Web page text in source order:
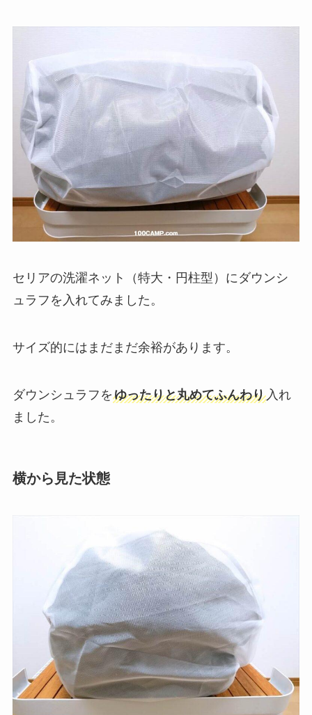
セリアの洗濯ネット（特大・円柱型）にダウンシ
ュラフを入れてみました。
サイズ的にはまだまだ余裕があります。
ダウンシュラフをゆったりと丸めてふんわり入れ
ました。
横から見た状態